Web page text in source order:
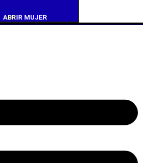
ABRIR MUJER